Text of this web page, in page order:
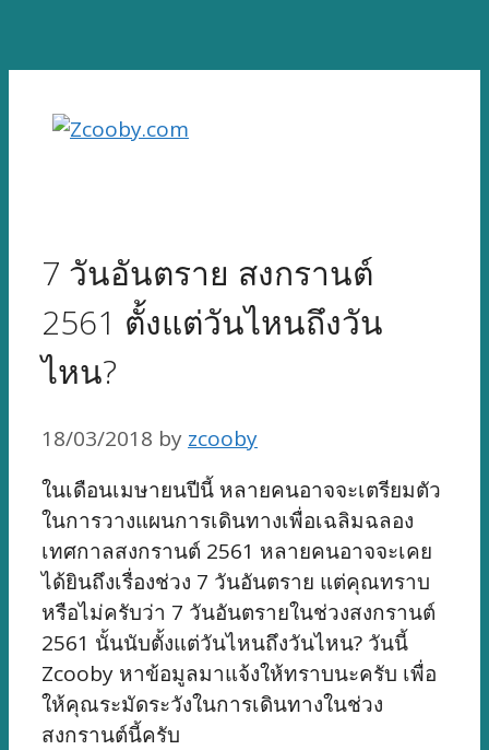
content
7 วันอันตราย สงกรานต์
2561 ตั้งแต่วันไหนถึงวัน
ไหน?
18/03/2018 by zcooby
ในเดือนเมษายนปีนี้ หลายคนอาจจะเตรียมตัว
ในการวางแผนการเดินทางเพื่อเฉลิมฉลอง
เทศกาลสงกรานต์ 2561 หลายคนอาจจะเคย
ได้ยินถึงเรื่องช่วง 7 วันอันตราย แต่คุณทราบ
หรือไม่ครับว่า 7 วันอันตรายในช่วงสงกรานต์
2561 นั้นนับตั้งแต่วันไหนถึงวันไหน? วันนี้
Zcooby หาข้อมูลมาแจ้งให้ทราบนะครับ เพื่อ
ให้คุณระมัดระวังในการเดินทางในช่วง
สงกรานต์นี้ครับ